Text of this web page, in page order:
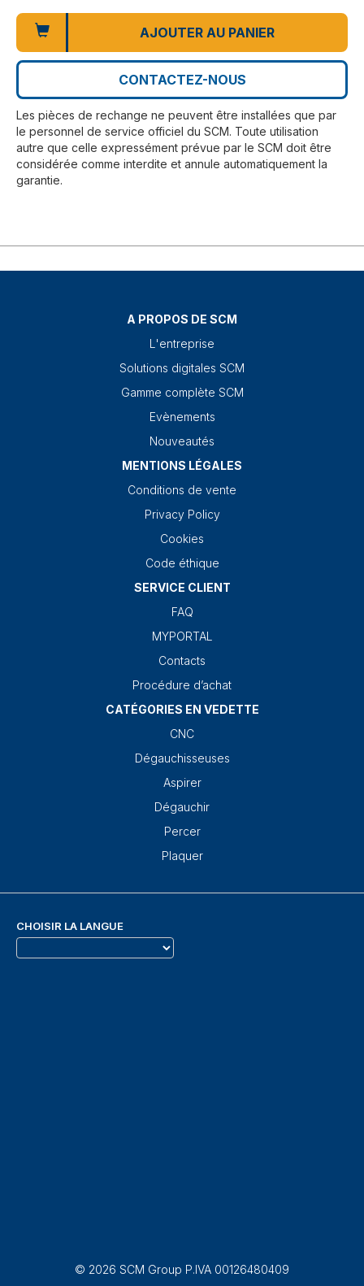
AJOUTER AU PANIER
CONTACTEZ-NOUS
Les pièces de rechange ne peuvent être installées que par
le personnel de service officiel du SCM. Toute utilisation
autre que celle expressément prévue par le SCM doit être
considérée comme interdite et annule automatiquement la
garantie.
A PROPOS DE SCM
L'entreprise
Solutions digitales SCM
Gamme complète SCM
Evènements
Nouveautés
MENTIONS LÉGALES
Conditions de vente
Privacy Policy
Cookies
Code éthique
SERVICE CLIENT
FAQ
MYPORTAL
Contacts
Procédure d’achat
CATÉGORIES EN VEDETTE
CNC
Dégauchisseuses
Aspirer
Dégauchir
Percer
Plaquer
CHOISIR LA LANGUE
© 2026 SCM Group P.IVA 00126480409